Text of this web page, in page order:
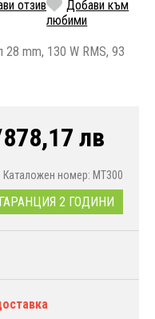
отзив
Добави към
любими
28 mm, 130 W RMS, 93
878,17 лв
Каталожен номер: MT300
ГАРАНЦИЯ 2 ГОДИНИ